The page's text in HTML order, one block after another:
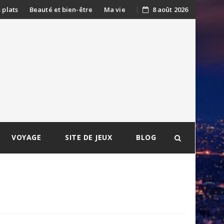
plats Beauté et bien-être Ma vie 8 août 2026
VOYAGE SITE DE JEUX BLOG